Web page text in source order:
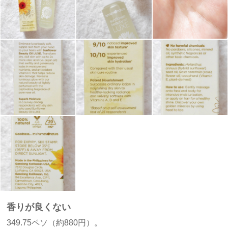
香りが良くない
349.75ペソ（約880円）。